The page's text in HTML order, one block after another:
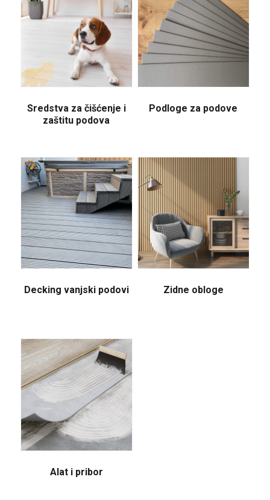
Sredstva za čišćenje i
zaštitu podova
Podloge za podove
Decking vanjski podovi Zidne obloge
Alat i pribor